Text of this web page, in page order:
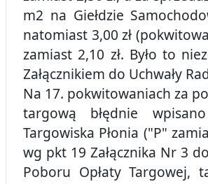
m2 na Giełdzie
natomiast 3,00 zł
zamiast 2,10 zł. Było to
Załącznikiem do Uchwały
Na 17. pokwitowaniach za
targową błędnie
Targowiska Płonia ("P"
wg pkt 19 Załącznika Nr 3
Poboru Opłaty Targowej,